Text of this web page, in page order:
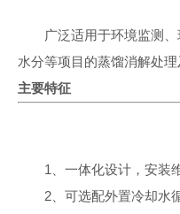
广泛适用于环境监测
水分等项目的蒸馏消解处
主要特征
1 、一体化设计，安装
2 、可选配外置冷却